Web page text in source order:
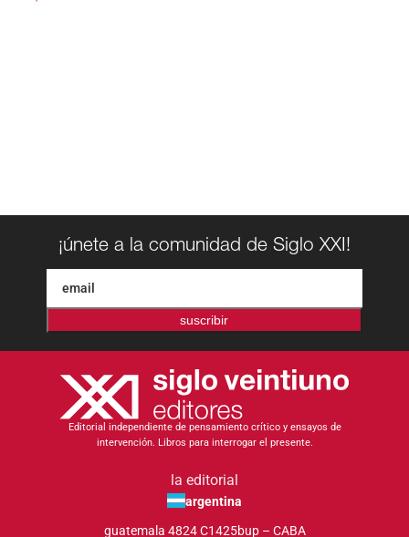
¡únete a la comunidad de Siglo XXI!
suscribir
Editorial independiente de pensamiento crítico y ensayos de
intervención. Libros para interrogar el presente.
la editorial
argentina
guatemala 4824 C1425bup – CABA